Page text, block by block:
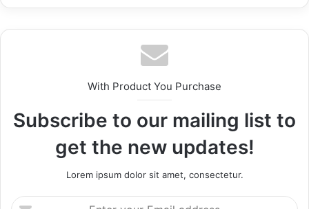
With Product You Purchase
Subscribe to our mailing list to
get the new updates!
Lorem ipsum dolor sit amet, consectetur.
Enter